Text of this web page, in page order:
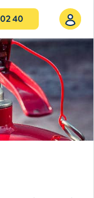
40